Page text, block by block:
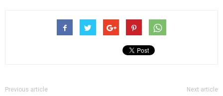
Previous article Next article